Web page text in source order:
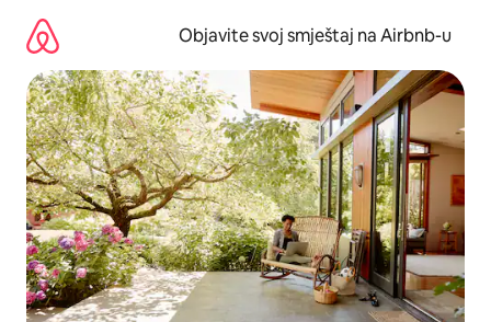
sadržaj
Objavite svoj smještaj na Airbnb-u